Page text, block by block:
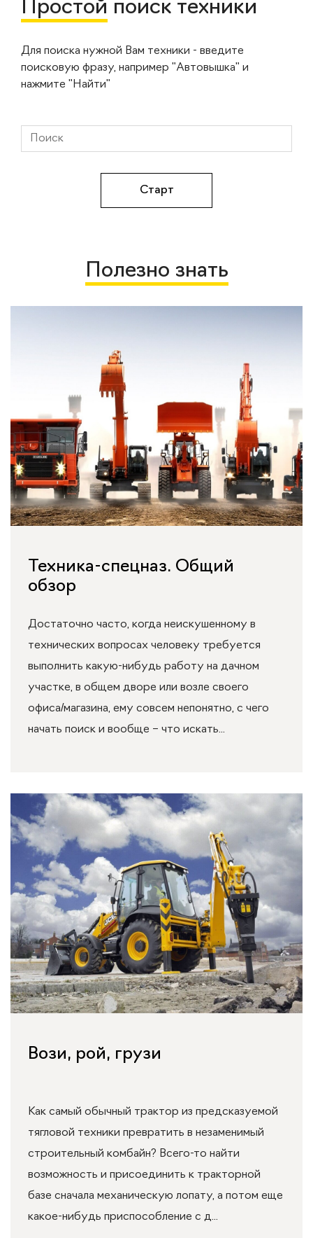
Простой поиск техники
Для поиска нужной Вам техники - введите
поисковую фразу, например "Автовышка" и
нажмите "Найти"
Полезно знать
Техника-спецназ. Общий
обзор
Достаточно часто, когда неискушенному в
технических вопросах человеку требуется
выполнить какую-нибудь работу на дачном
участке, в общем дворе или возле своего
офиса/магазина, ему совсем непонятно, с чего
начать поиск и вообще – что искать...
Вози, рой, грузи
Как самый обычный трактор из предсказуемой
тягловой техники превратить в незаменимый
строительный комбайн? Всего-то найти
возможность и присоединить к тракторной
базе сначала механическую лопату, а потом еще
какое-нибудь приспособление с д...